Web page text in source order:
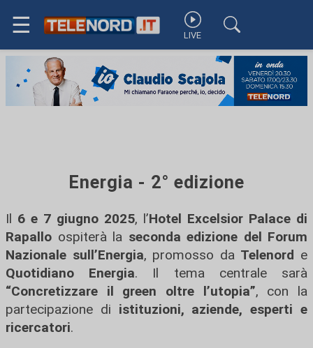
☰ LIVE
Energia - 2° edizione
Il 6 e 7 giugno 2025, l’Hotel Excelsior Palace di
Rapallo ospiterà la seconda edizione del Forum
Nazionale sull’Energia, promosso da Telenord e
Quotidiano Energia. Il tema centrale sarà
“Concretizzare il green oltre l’utopia”, con la
partecipazione di istituzioni, aziende, esperti e
ricercatori.